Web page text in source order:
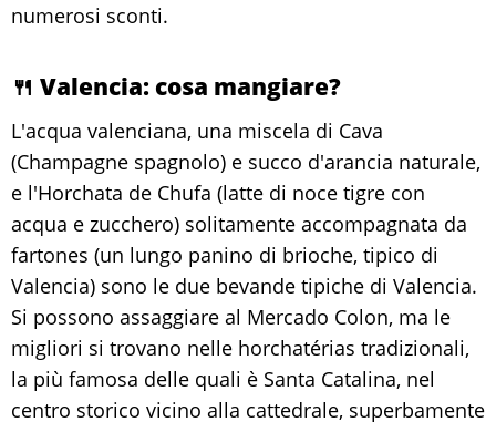
numerosi sconti.
🍴 Valencia: cosa mangiare?
L'acqua valenciana, una miscela di Cava
(Champagne spagnolo) e succo d'arancia naturale,
e l'Horchata de Chufa (latte di noce tigre con
acqua e zucchero) solitamente accompagnata da
fartones (un lungo panino di brioche, tipico di
Valencia) sono le due bevande tipiche di Valencia.
Si possono assaggiare al Mercado Colon, ma le
migliori si trovano nelle horchatérias tradizionali,
la più famosa delle quali è Santa Catalina, nel
centro storico vicino alla cattedrale, superbamente